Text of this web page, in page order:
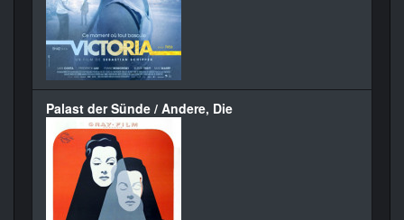
Palast der Sünde / Andere, Die